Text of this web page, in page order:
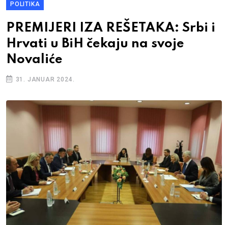
POLITIKA
PREMIJERI IZA REŠETAKA: Srbi i
Hrvati u BiH čekaju na svoje
Novaliće
31. JANUAR 2024.